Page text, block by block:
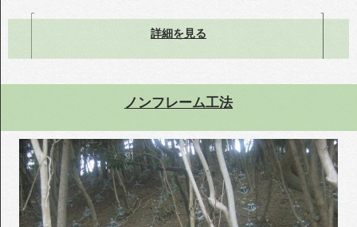
詳細を見る
ノンフレーム工法